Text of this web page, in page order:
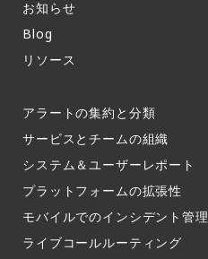
お知らせ​
Blog
リソース
アラートの集約と分類​
サービスとチームの組織​
システム＆ユーザーレポート​
プラットフォームの拡張性
モバイルでのインシデント管理​
ライブコールルーティング​